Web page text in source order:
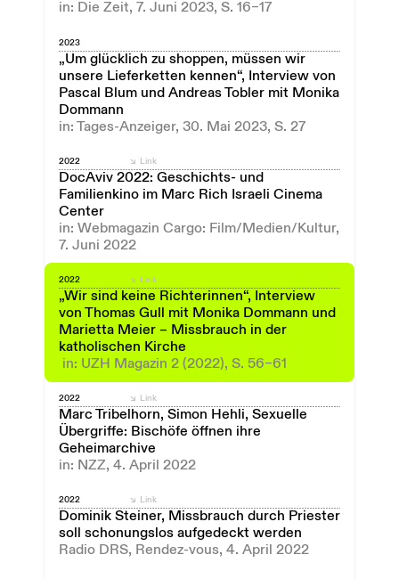
in: Die Zeit, 7. Juni 2023, S. 16–17
2023
„Um glücklich zu shoppen, müssen wir
unsere Lieferketten kennen“, Interview von
Pascal Blum und Andreas Tobler mit Monika
Dommann
in: Tages-Anzeiger, 30. Mai 2023, S. 27
2022
DocAviv 2022: Geschichts- und
Familienkino im Marc Rich Israeli Cinema
Center
in: Webmagazin Cargo: Film/Medien/Kultur,
7. Juni 2022
Link
2022
„Wir sind keine Richterinnen“, Interview
von Thomas Gull mit Monika Dommann und
Marietta Meier – Missbrauch in der
katholischen Kirche
in: UZH Magazin 2 (2022), S. 56–61
Link
2022
Marc Tribelhorn, Simon Hehli, Sexuelle
Übergriffe: Bischöfe öffnen ihre
Geheimarchive
in: NZZ, 4. April 2022
Link
2022
Dominik Steiner, Missbrauch durch Priester
soll schonungslos aufgedeckt werden
Radio DRS, Rendez-vous, 4. April 2022
Link